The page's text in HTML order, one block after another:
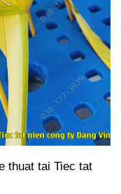
thuat tai Tiec tat